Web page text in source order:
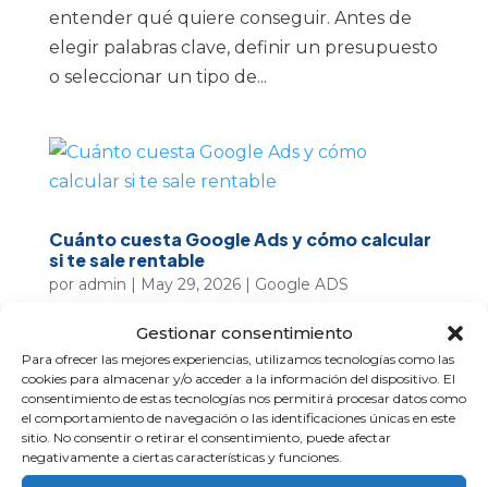
Gestionar consentimiento
Para ofrecer las mejores experiencias, utilizamos tecnologías como las
cookies para almacenar y/o acceder a la información del dispositivo. El
consentimiento de estas tecnologías nos permitirá procesar datos como
el comportamiento de navegación o las identificaciones únicas en este
sitio. No consentir o retirar el consentimiento, puede afectar
negativamente a ciertas características y funciones.
entender qué quiere conseguir. Antes de
elegir palabras clave, definir un presupuesto
o seleccionar un tipo de...
Cuánto cuesta Google Ads y cómo calcular
si te sale rentable
por admin | May 29, 2026| Google ADS
Invertir en Google Ads suele parecer una
decisión sencilla hasta que hay que poner
una cifra sobre la mesa. Muchas empresas
saben que anunciarse en Google puede
ayudarles a captar clientes, pero no tienen